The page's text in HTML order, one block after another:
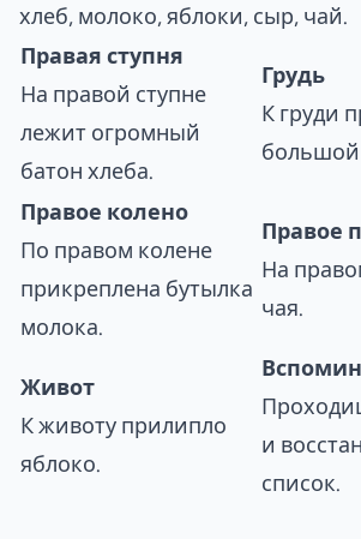
хлеб, молоко, яблоки, сыр, чай.
Правая ступня
На правой ступне
лежит огромный
батон хлеба.
Грудь
К груди
большой
Правое колено
По правом колене
прикреплена бутылка
молока.
Правое
На
чая.
Живот
К животу прилипло
яблоко.
и
список.